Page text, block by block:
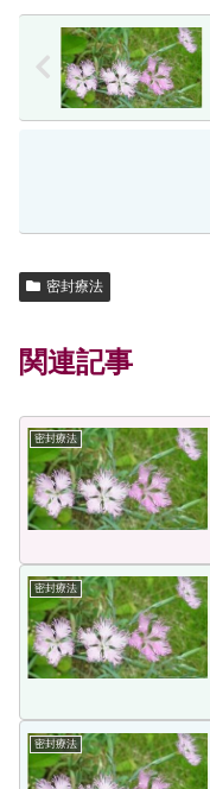
密封療法
関連記事
密封療法
密封療法
密封療法